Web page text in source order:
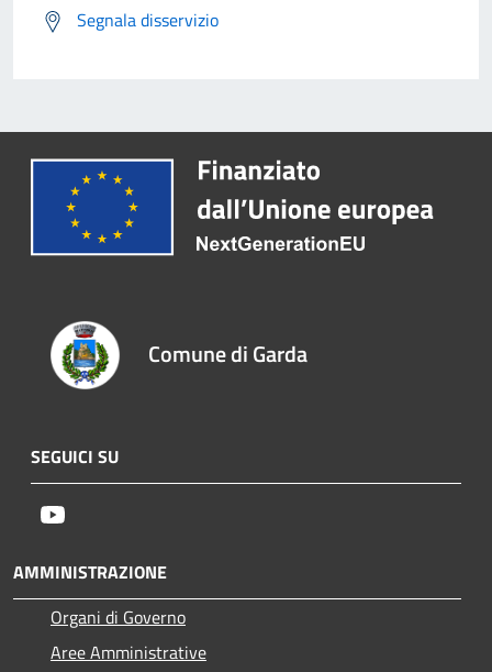
Segnala disservizio
Comune di Garda
SEGUICI SU
AMMINISTRAZIONE
Organi di Governo
Aree Amministrative